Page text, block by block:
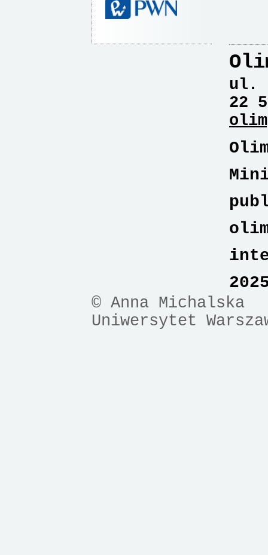
ul.
22
© Anna Michalska
Uniwersytet